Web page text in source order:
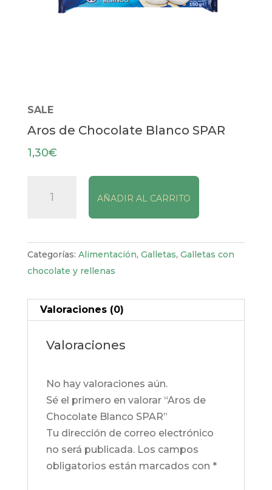
SALE
Aros de Chocolate Blanco SPAR
1,30€
SPAR
cantidad
AÑADIR AL CARRITO
Categorías: Alimentación, Galletas, Galletas con
chocolate y rellenas
Valoraciones (0)
Valoraciones
No hay valoraciones aún.
Sé el primero en valorar “Aros de
Chocolate Blanco SPAR”
Tu dirección de correo electrónico
no será publicada. Los campos
obligatorios están marcados con *